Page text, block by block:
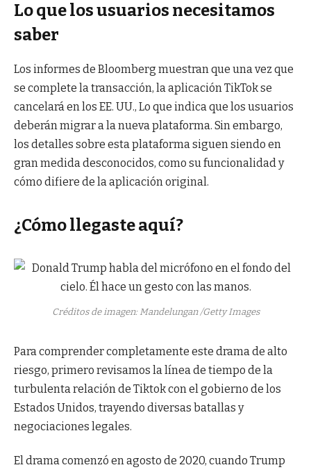
Lo que los usuarios necesitamos
saber
Los informes de Bloomberg muestran que una vez que
se complete la transacción, la aplicación TikTok se
cancelará en los EE. UU., Lo que indica que los usuarios
deberán migrar a la nueva plataforma. Sin embargo,
los detalles sobre esta plataforma siguen siendo en
gran medida desconocidos, como su funcionalidad y
cómo difiere de la aplicación original.
¿Cómo llegaste aquí?
Créditos de imagen: Mandelungan (Abre
ventana)
/Getty Images
Para comprender completamente este drama de alto
riesgo, primero revisamos la línea de tiempo de la
turbulenta relación de Tiktok con el gobierno de los
Estados Unidos, trayendo diversas batallas y
negociaciones legales.
El drama comenzó en agosto de 2020, cuando Trump